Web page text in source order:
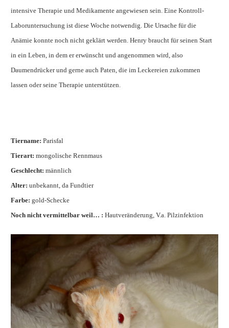
intensive Therapie und Medikamente angewiesen sein. Eine Kontroll-
Laboruntersuchung ist diese Woche notwendig. Die Ursache für die
Anämie konnte noch nicht geklärt werden. Henry braucht für seinen Start
in ein Leben, in dem er erwünscht und angenommen wird, also
Daumendrücker und gerne auch Paten, die im Leckereien zukommen
lassen oder seine Therapie unterstützen.
Tiername: Parisfal
Tierart: mongolische Rennmaus
Geschlecht: männlich
Alter: unbekannt, da Fundtier
Farbe: gold-Schecke
Noch nicht vermittelbar weil… : Hautveränderung, V.a. Pilzinfektion